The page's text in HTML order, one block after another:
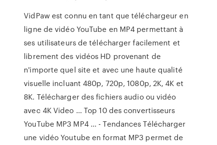
VidPaw est connu en tant que téléchargeur en
ligne de vidéo YouTube en MP4 permettant à
ses utilisateurs de télécharger facilement et
librement des vidéos HD provenant de
n'importe quel site et avec une haute qualité
visuelle incluant 480p, 720p, 1080p, 2K, 4K et
8K. Télécharger des fichiers audio ou vidéo
avec 4K Video ... Top 10 des convertisseurs
YouTube MP3 MP4 ... - Tendances Télécharger
une vidéo Youtube en format MP3 permet de